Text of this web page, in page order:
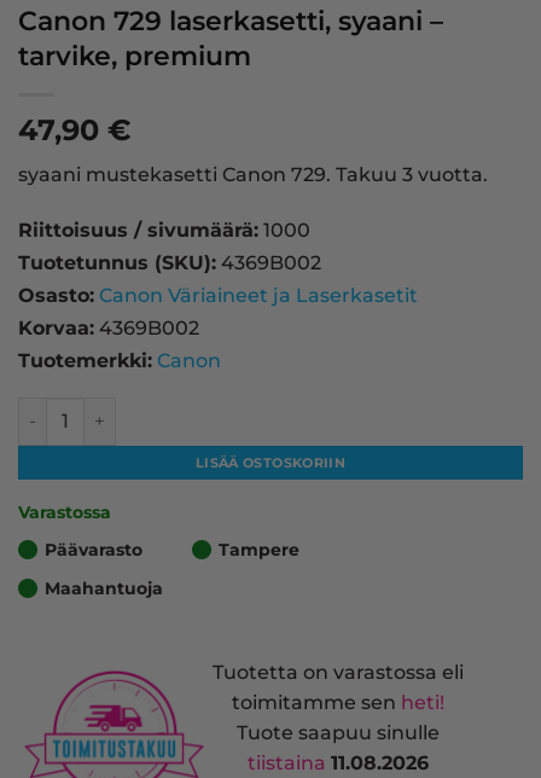
Canon 729 laserkasetti, syaani –
tarvike, premium
47,90 €
syaani mustekasetti Canon 729. Takuu 3 vuotta.
Riittoisuus / sivumäärä: 1000
Tuotetunnus (SKU): 4369B002
Osasto: Canon Väriaineet ja Laserkasetit
Korvaa: 4369B002
Tuotemerkki: Canon
Canon 729 laserkasetti, syaani – tarvike, premium määrä
LISÄÄ OSTOSKORIIN
Varastossa
Päävarasto
Tampere
Maahantuoja
Tuotetta on varastossa eli
toimitamme sen heti!
Tuote saapuu sinulle
tiistaina11.08.2026